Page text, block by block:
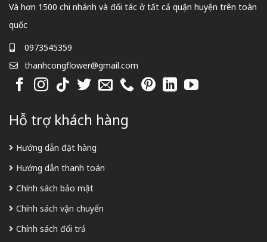
Và hơn 1500 chi nhánh và đối tác ở tất cả quận huyện trên toàn
quốc
0973545359
thanhcongflower@gmail.com
Hỗ trợ khách hàng
Hướng dẫn đặt hàng
Hướng dẫn thanh toán
Chính sách bảo mật
Chính sách vận chuyển
Chính sách đổi trả